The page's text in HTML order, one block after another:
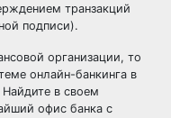
транзакций
подписи).
организации, то
онлайн-банкинга в
в своем
офис банка с